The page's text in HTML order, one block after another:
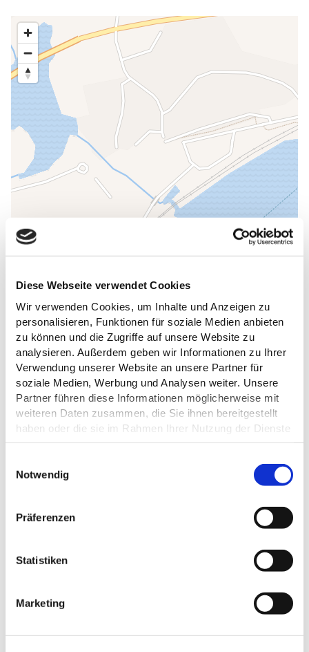
Diese Webseite verwendet Cookies
Wir verwenden Cookies, um Inhalte und Anzeigen zu
personalisieren, Funktionen für soziale Medien anbieten
zu können und die Zugriffe auf unsere Website zu
analysieren. Außerdem geben wir Informationen zu Ihrer
Verwendung unserer Website an unsere Partner für
soziale Medien, Werbung und Analysen weiter. Unsere
Partner führen diese Informationen möglicherweise mit
weiteren Daten zusammen, die Sie ihnen bereitgestellt
haben oder die sie im Rahmen Ihrer Nutzung der Dienste
gesammelt haben.
Datenschutz
Notwendig
Präferenzen
Statistiken
Marketing
DAS KÖNNTE DICH AUCH
INTERESSIEREN
pixabay - rutchapong moolvai